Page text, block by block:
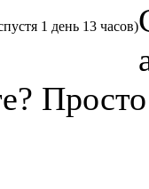
1 день 13 часов)